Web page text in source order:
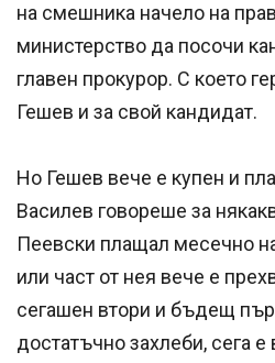
на смешника начело на
министерство да посочи
главен прокурор. С което
Гешев и за свой кандидат.
Но Гешев вече е купен и
Василев говореше за
Пеевски плащал месечно
или част от нея вече е
сегашен втори и бъдещ
достатъчно захлеби, сега